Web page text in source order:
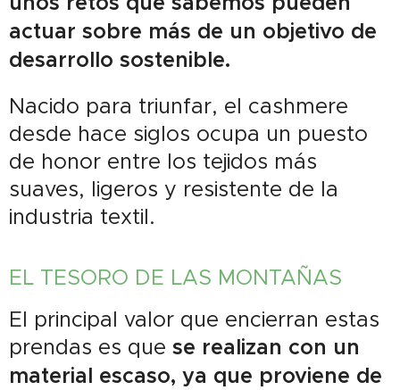
actuar sobre más de un objetivo de
desarrollo sostenible.
Nacido para triunfar, el cashmere
desde hace siglos ocupa un puesto
de honor entre los tejidos más
suaves, ligeros y resistente de la
industria textil.
EL TESORO DE LAS MONTAÑAS
El principal valor que encierran estas
prendas es que se realizan con un
material escaso, ya que proviene de